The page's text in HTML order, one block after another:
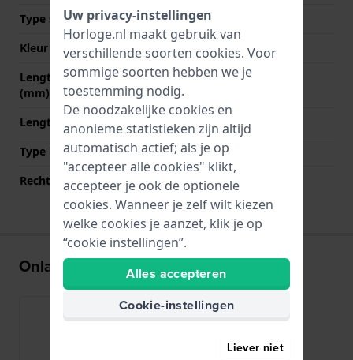
Type sluiting
Gesp
Kleur sluiting
Roségoud
Lengte band op 12 uur
(mm)
80 mm
Lengte band op 6 uur (mm)
120 mm
Type bevestiging
Bandpennen
Rechte bandaanzet
Ja
Onlangs bekeken
Uw privacy-instellingen
Horloge.nl maakt gebruik van
verschillende soorten cookies. Voor
sommige soorten hebben we je
toestemming nodig.
De noodzakelijke cookies en
anonieme statistieken zijn altijd
automatisch actief; als je op
"accepteer alle cookies" klikt,
accepteer je ook de optionele
cookies. Wanneer je zelf wilt kiezen
welke cookies je aanzet, klik je op
“cookie instellingen”.
Alles accepteren
Cookie-instellingen
Liever niet